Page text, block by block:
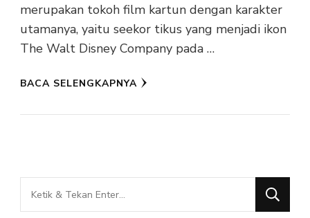
merupakan tokoh film kartun dengan karakter
utamanya, yaitu seekor tikus yang menjadi ikon
The Walt Disney Company pada …
BACA SELENGKAPNYA
Mencari
Sesuatu?